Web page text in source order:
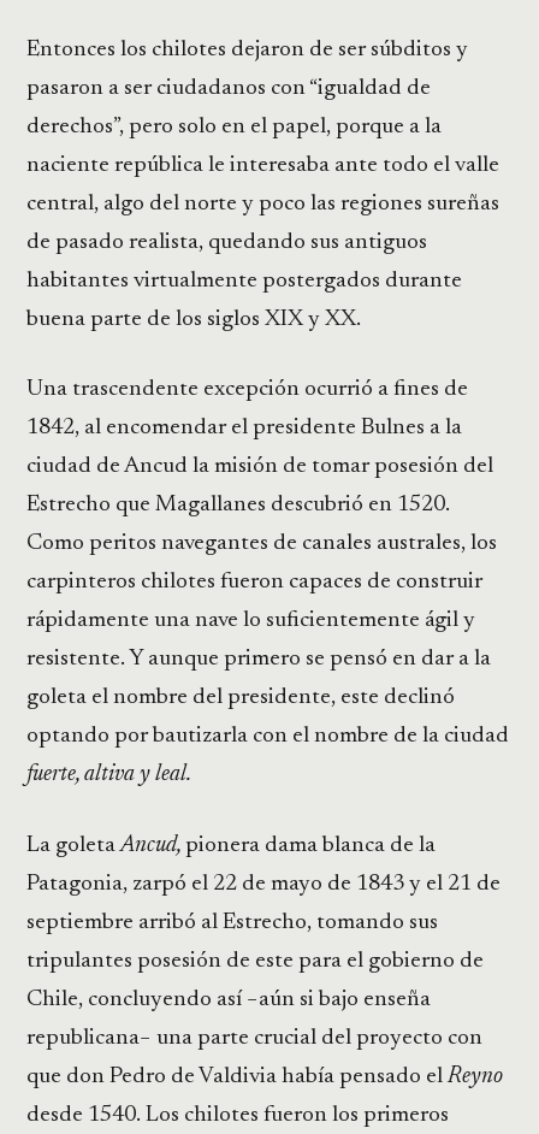
Entonces los chilotes dejaron de ser súbditos y
pasaron a ser ciudadanos con “igualdad de
derechos”, pero solo en el papel, porque a la
naciente república le interesaba ante todo el valle
central, algo del norte y poco las regiones sureñas
de pasado realista, quedando sus antiguos
habitantes virtualmente postergados durante
buena parte de los siglos XIX y XX.
Una trascendente excepción ocurrió a fines de
1842, al encomendar el presidente Bulnes a la
ciudad de Ancud la misión de tomar posesión del
Estrecho que Magallanes descubrió en 1520.
Como peritos navegantes de canales australes, los
carpinteros chilotes fueron capaces de construir
rápidamente una nave lo suficientemente ágil y
resistente. Y aunque primero se pensó en dar a la
goleta el nombre del presidente, este declinó
optando por bautizarla con el nombre de la ciudad
fuerte, altiva y leal.
La goletaAncud,pionera dama blanca de la
Patagonia, zarpó el 22 de mayo de 1843 y el 21 de
septiembre arribó al Estrecho, tomando sus
tripulantes posesión de este para el gobierno de
Chile, concluyendo así −aún si bajo enseña
republicana− una parte crucial del proyecto con
que don Pedro de Valdivia había pensado elReyno
desde 1540. Los chilotes fueron los primeros